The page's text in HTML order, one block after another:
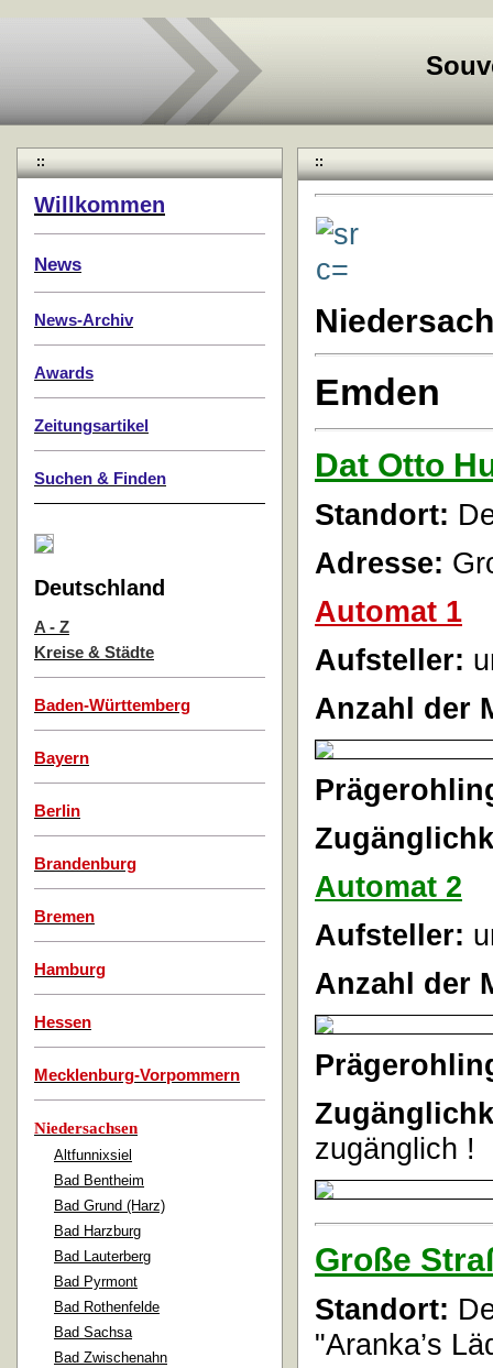
::
Willkommen
News
News-Archiv
Awards
Zeitungsartikel
Suchen & Finden
Deutschland
A - Z
Kreise & Städte
Baden-Württemberg
Bayern
Berlin
Brandenburg
Bremen
Hamburg
Hessen
Mecklenburg-Vorpommern
Niedersachsen
Altfunnixsiel
Bad Bentheim
Bad Grund (Harz)
Bad Harzburg
Bad Lauterberg
Bad Pyrmont
Bad Rothenfelde
Bad Sachsa
Bad Zwischenahn
::
Emden
Dat Otto
Standort:
Adresse:
Automat 1
Aufsteller:
Anzahl der
Automat 2
Aufsteller:
Anzahl der
zugänglich !
Große
Standort:
"Aranka’s